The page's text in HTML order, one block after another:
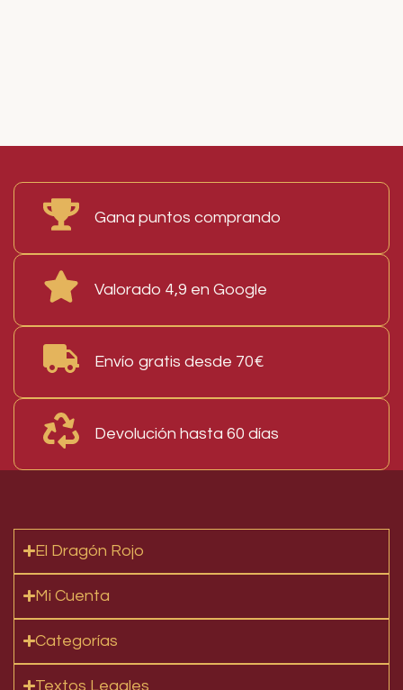
LEER MÁS AÑADIR AL
Gana puntos comprando
Valorado 4,9 en Google
Envío gratis desde 70€
Devolución hasta 60 días
El Dragón Rojo
Mi Cuenta
Categorías
Textos Legales